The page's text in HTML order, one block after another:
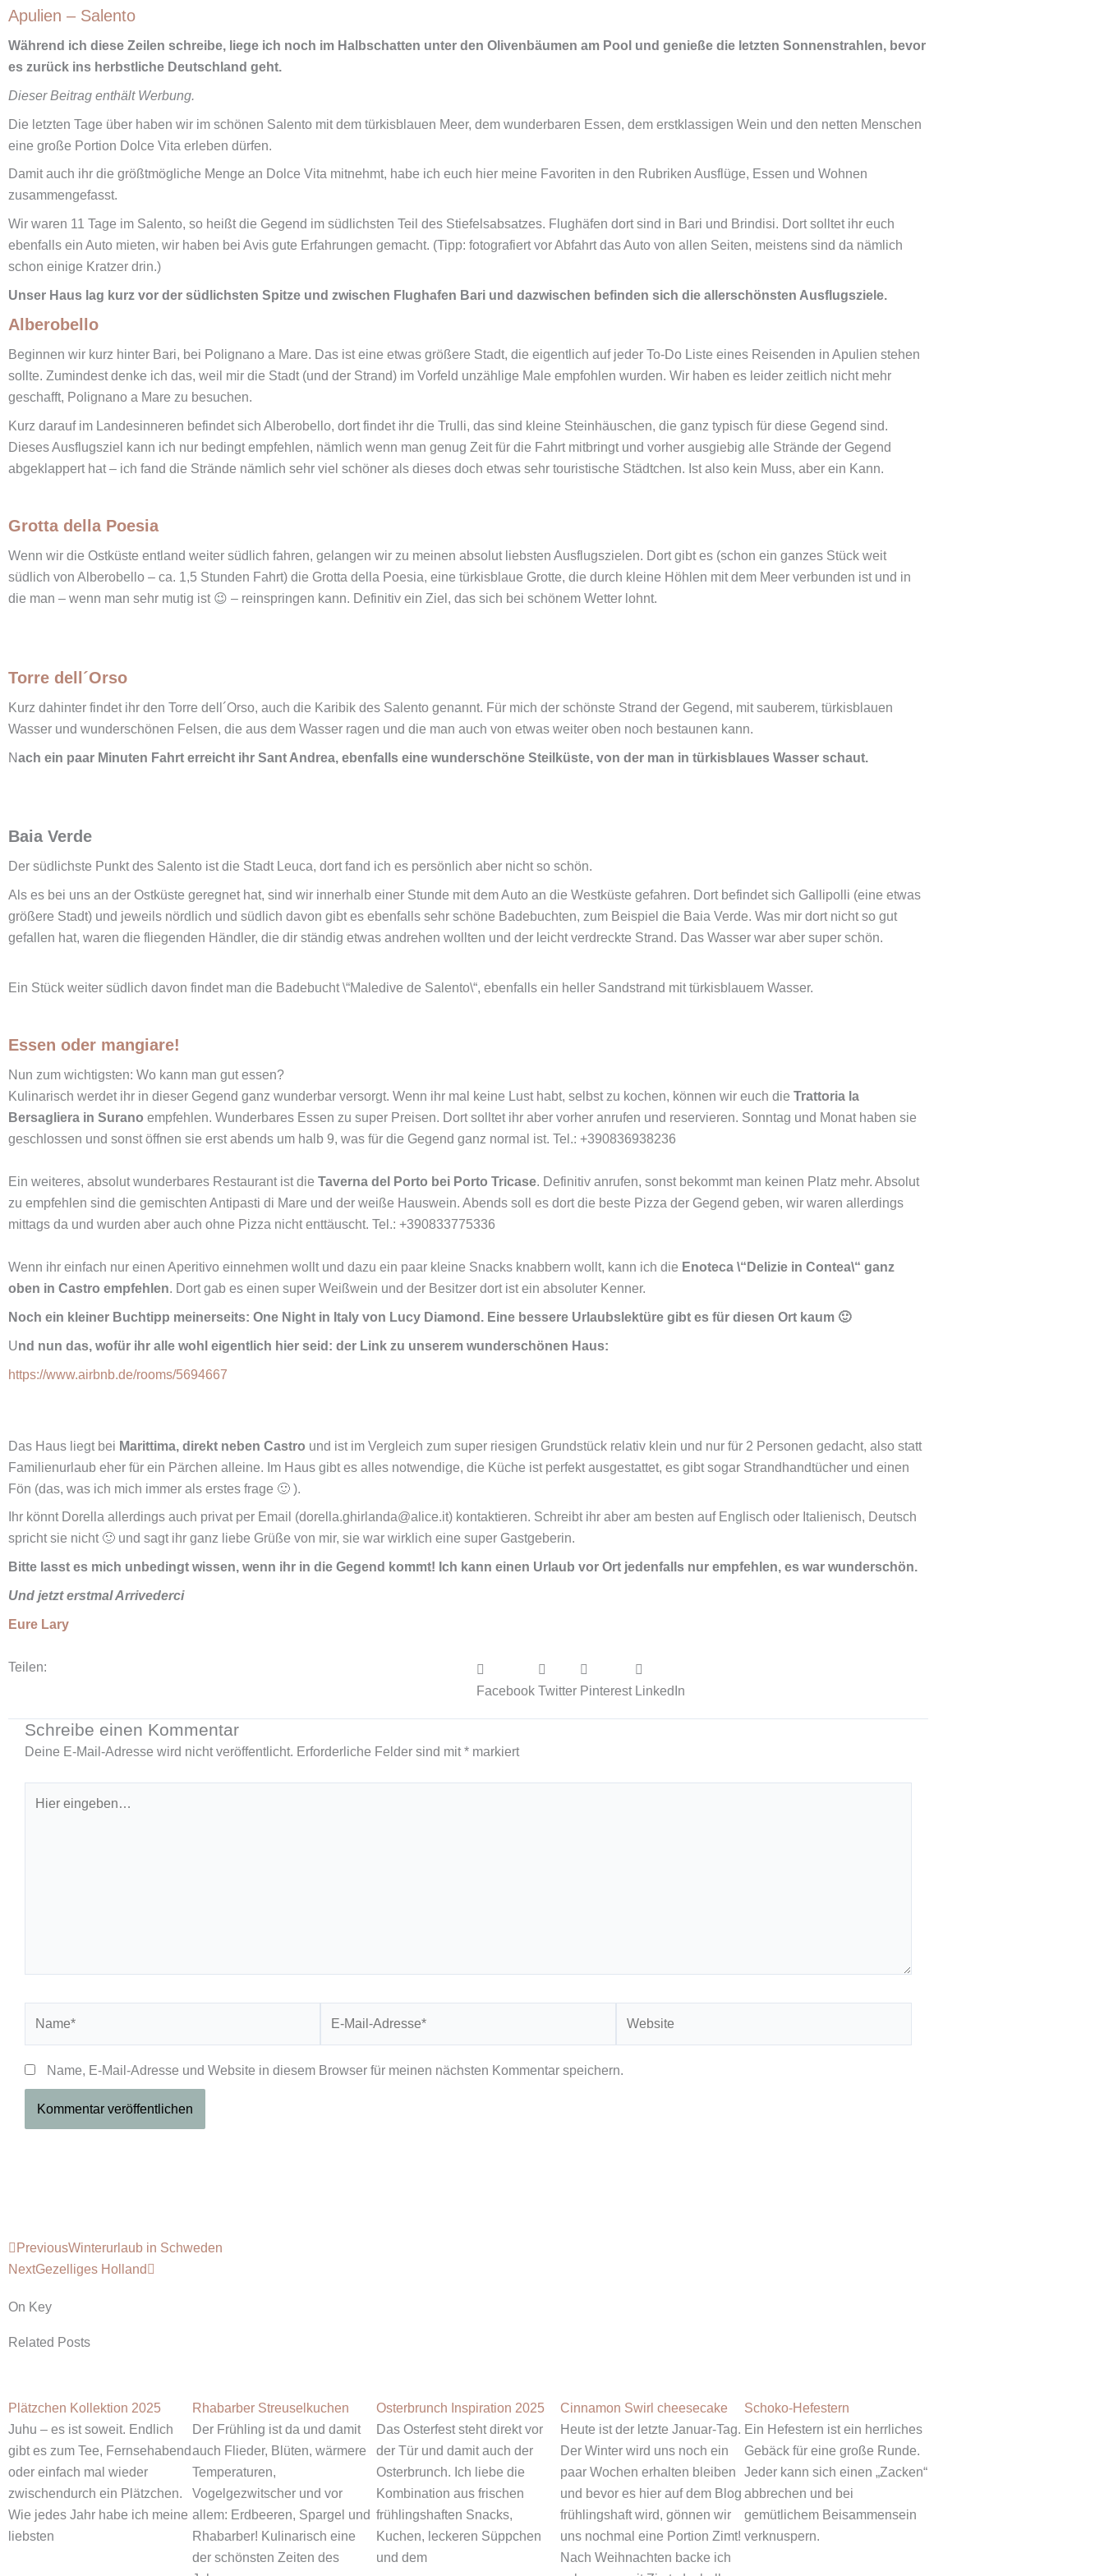
Apulien – Salento
Während ich diese Zeilen schreibe, liege ich noch im Halbschatten unter den Olivenbäumen am Pool und genieße die letzten Sonnenstrahlen, bevor
es zurück ins herbstliche Deutschland geht.
Dieser Beitrag enthält Werbung.
Die letzten Tage über haben wir im schönen Salento mit dem türkisblauen Meer, dem wunderbaren Essen, dem erstklassigen Wein und den netten Menschen
eine große Portion Dolce Vita erleben dürfen.
Damit auch ihr die größtmögliche Menge an Dolce Vita mitnehmt, habe ich euch hier meine Favoriten in den Rubriken Ausflüge, Essen und Wohnen
zusammengefasst.
Wir waren 11 Tage im Salento, so heißt die Gegend im südlichsten Teil des Stiefelsabsatzes. Flughäfen dort sind in Bari und Brindisi. Dort solltet ihr euch
ebenfalls ein Auto mieten, wir haben bei Avis gute Erfahrungen gemacht. (Tipp: fotografiert vor Abfahrt das Auto von allen Seiten, meistens sind da nämlich
schon einige Kratzer drin.)
Unser Haus lag kurz vor der südlichsten Spitze und zwischen Flughafen Bari und dazwischen befinden sich die allerschönsten Ausflugsziele.
Alberobello
Beginnen wir kurz hinter Bari, bei Polignano a Mare. Das ist eine etwas größere Stadt, die eigentlich auf jeder To-Do Liste eines Reisenden in Apulien stehen
sollte. Zumindest denke ich das, weil mir die Stadt (und der Strand) im Vorfeld unzählige Male empfohlen wurden. Wir haben es leider zeitlich nicht mehr
geschafft, Polignano a Mare zu besuchen.
Kurz darauf im Landesinneren befindet sich Alberobello, dort findet ihr die Trulli, das sind kleine Steinhäuschen, die ganz typisch für diese Gegend sind.
Dieses Ausflugsziel kann ich nur bedingt empfehlen, nämlich wenn man genug Zeit für die Fahrt mitbringt und vorher ausgiebig alle Strände der Gegend
abgeklappert hat – ich fand die Strände nämlich sehr viel schöner als dieses doch etwas sehr touristische Städtchen. Ist also kein Muss, aber ein Kann.
Grotta della Poesia
Wenn wir die Ostküste entland weiter südlich fahren, gelangen wir zu meinen absolut liebsten Ausflugszielen. Dort gibt es (schon ein ganzes Stück weit
südlich von Alberobello – ca. 1,5 Stunden Fahrt) die Grotta della Poesia, eine türkisblaue Grotte, die durch kleine Höhlen mit dem Meer verbunden ist und in
die man – wenn man sehr mutig ist 😉 – reinspringen kann. Definitiv ein Ziel, das sich bei schönem Wetter lohnt.
Torre dell´Orso
Kurz dahinter findet ihr den Torre dell´Orso, auch die Karibik des Salento genannt. Für mich der schönste Strand der Gegend, mit sauberem, türkisblauen
Wasser und wunderschönen Felsen, die aus dem Wasser ragen und die man auch von etwas weiter oben noch bestaunen kann.
Nach ein paar Minuten Fahrt erreicht ihr Sant Andrea, ebenfalls eine wunderschöne Steilküste, von der man in türkisblaues Wasser schaut.
Baia Verde
Der südlichste Punkt des Salento ist die Stadt Leuca, dort fand ich es persönlich aber nicht so schön.
Als es bei uns an der Ostküste geregnet hat, sind wir innerhalb einer Stunde mit dem Auto an die Westküste gefahren. Dort befindet sich Gallipolli (eine etwas
größere Stadt) und jeweils nördlich und südlich davon gibt es ebenfalls sehr schöne Badebuchten, zum Beispiel die Baia Verde. Was mir dort nicht so gut
gefallen hat, waren die fliegenden Händler, die dir ständig etwas andrehen wollten und der leicht verdreckte Strand. Das Wasser war aber super schön.
Ein Stück weiter südlich davon findet man die Badebucht \“Maledive de Salento\“, ebenfalls ein heller Sandstrand mit türkisblauem Wasser.
Essen oder mangiare!
Nun zum wichtigsten: Wo kann man gut essen?
Kulinarisch werdet ihr in dieser Gegend ganz wunderbar versorgt. Wenn ihr mal keine Lust habt, selbst zu kochen, können wir euch die Trattoria la
Bersagliera in Surano empfehlen. Wunderbares Essen zu super Preisen. Dort solltet ihr aber vorher anrufen und reservieren. Sonntag und Monat haben sie
geschlossen und sonst öffnen sie erst abends um halb 9, was für die Gegend ganz normal ist. Tel.: +390836938236
Ein weiteres, absolut wunderbares Restaurant ist die Taverna del Porto bei Porto Tricase. Definitiv anrufen, sonst bekommt man keinen Platz mehr. Absolut
zu empfehlen sind die gemischten Antipasti di Mare und der weiße Hauswein. Abends soll es dort die beste Pizza der Gegend geben, wir waren allerdings
mittags da und wurden aber auch ohne Pizza nicht enttäuscht. Tel.: +390833775336
Wenn ihr einfach nur einen Aperitivo einnehmen wollt und dazu ein paar kleine Snacks knabbern wollt, kann ich die Enoteca \“Delizie in Contea\“ ganz
oben in Castro empfehlen. Dort gab es einen super Weißwein und der Besitzer dort ist ein absoluter Kenner.
Noch ein kleiner Buchtipp meinerseits: One Night in Italy von Lucy Diamond. Eine bessere Urlaubslektüre gibt es für diesen Ort kaum 🙂
Und nun das, wofür ihr alle wohl eigentlich hier seid: der Link zu unserem wunderschönen Haus:
https://www.airbnb.de/rooms/5694667
Das Haus liegt bei Marittima, direkt neben Castro und ist im Vergleich zum super riesigen Grundstück relativ klein und nur für 2 Personen gedacht, also statt
Familienurlaub eher für ein Pärchen alleine. Im Haus gibt es alles notwendige, die Küche ist perfekt ausgestattet, es gibt sogar Strandhandtücher und einen
Fön (das, was ich mich immer als erstes frage 🙂 ).
Ihr könnt Dorella allerdings auch privat per Email (dorella.ghirlanda@alice.it) kontaktieren. Schreibt ihr aber am besten auf Englisch oder Italienisch, Deutsch
spricht sie nicht 🙂 und sagt ihr ganz liebe Grüße von mir, sie war wirklich eine super Gastgeberin.
Bitte lasst es mich unbedingt wissen, wenn ihr in die Gegend kommt! Ich kann einen Urlaub vor Ort jedenfalls nur empfehlen, es war wunderschön.
Und jetzt erstmal Arrivederci
Eure Lary
Teilen:
Facebook Twitter Pinterest LinkedIn
Schreibe einen Kommentar
Deine E-Mail-Adresse wird nicht veröffentlicht. Erforderliche Felder sind mit* markiert
eingeben…
Name, E-Mail-Adresse und Website in diesem Browser für meinen nächsten Kommentar speichern.
Zurück
PreviousWinterurlaub in Schweden
NextGezelliges Holland
Nächster
On Key
Related Posts
Plätzchen Kollektion 2025
Juhu – es ist soweit. Endlich
gibt es zum Tee, Fernsehabend
oder einfach mal wieder
zwischendurch ein Plätzchen.
Wie jedes Jahr habe ich meine
liebsten
Rhabarber Streuselkuchen
Der Frühling ist da und damit
auch Flieder, Blüten, wärmere
Temperaturen,
Vogelgezwitscher und vor
allem: Erdbeeren, Spargel und
Rhabarber! Kulinarisch eine
der schönsten Zeiten des
Osterbrunch Inspiration 2025
Das Osterfest steht direkt vor
der Tür und damit auch der
Osterbrunch. Ich liebe die
Kombination aus frischen
frühlingshaften Snacks,
Kuchen, leckeren Süppchen
und dem
Cinnamon Swirl cheesecake
Heute ist der letzte Januar-Tag.
Der Winter wird uns noch ein
paar Wochen erhalten bleiben
und bevor es hier auf dem Blog
frühlingshaft wird, gönnen wir
uns nochmal eine Portion Zimt!
Nach Weihnachten backe ich
Schoko-Hefestern
Ein Hefestern ist ein herrliches
Gebäck für eine große Runde.
Jeder kann sich einen „Zacken“
abbrechen und bei
gemütlichem Beisammensein
verknuspern.